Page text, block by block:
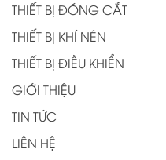
THIẾT BỊ ĐÓNG CẮT
THIẾT BỊ KHÍ NÉN
THIẾT BỊ ĐIỀU KHIỂN
GIỚI THIỆU
TIN TỨC
LIÊN HỆ